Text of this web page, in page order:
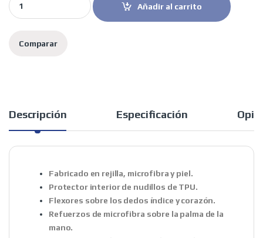
Añadir al carrito
Comparar
Descripción Especificación
Fabricado en rejilla, microfibra y piel.
Protector interior de nudillos de TPU.
Flexores sobre los dedos índice y corazón.
Refuerzos de microfibra sobre la palma de la
mano.